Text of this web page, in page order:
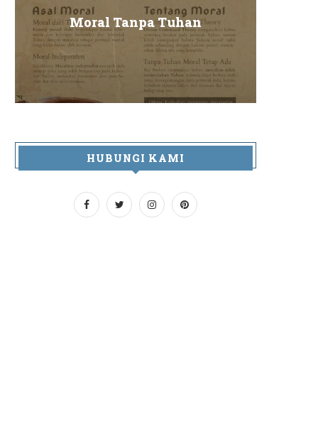
Moral Tanpa Tuhan
HUBUNGI KAMI